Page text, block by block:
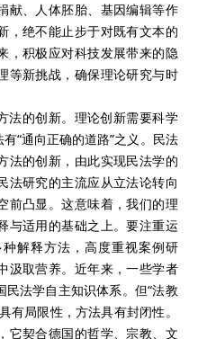
献、人体胚胎、基因编辑等作
，绝不能止步于对既有文本的
，积极应对科技发展带来的隐
等新挑战，确保理论研究与时
的创新。理论创新需要科学
“通向正确的道路”之义。民法
法的创新，由此实现民法学的
法研究的主流应从立法论转向
前凸显。这意味着，我们的理
与适用的基础之上。要注重运
解释方法，高度重视案例研
汲取营养。近年来，一些学者
法学自主知识体系。但“法教
有局限性，方法具有封闭性。
它契合德国的哲学、宗教、文